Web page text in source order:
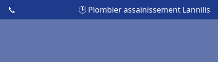
📞 🕒 Plombier assainissement Lannilis